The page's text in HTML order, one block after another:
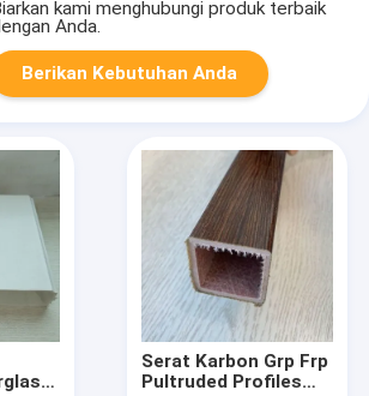
kami menghubungi produk terbaik
Anda.
Berikan Kebutuhan Anda
Serat Karbon Grp Frp
Pultruded Profiles